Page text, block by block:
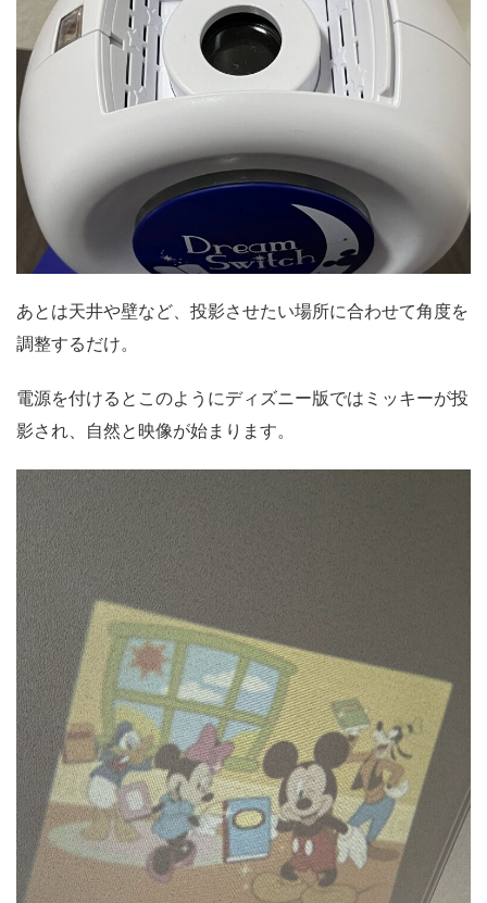
あとは天井や壁など、投影させたい場所に合わせて角度を
調整するだけ。
電源を付けるとこのようにディズニー版ではミッキーが投
影され、自然と映像が始まります。